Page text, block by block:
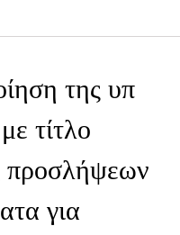
της υπ
τίτλο
προσλήψεων
για